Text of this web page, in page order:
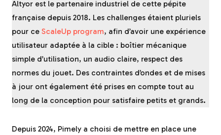
Altyor est le partenaire industriel de cette pépite
française depuis 2018. Les challenges étaient pluriels
pour ce ScaleUp program, afin d’avoir une expérience
utilisateur adaptée à la cible : boîtier mécanique
simple d’utilisation, un audio claire, respect des
normes du jouet. Des contraintes d’ondes et de mises
à jour ont également été prises en compte tout au
long de la conception pour satisfaire petits et grands.
Depuis 2024, Pimely a choisi de mettre en place une